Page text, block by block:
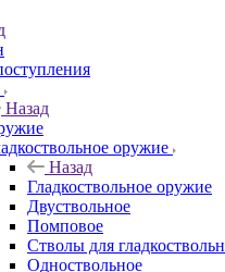
Назад
оружие
Назад
Гладкоствольное оружие
Двуствольное
Помповое
Стволы для
Одноствольное